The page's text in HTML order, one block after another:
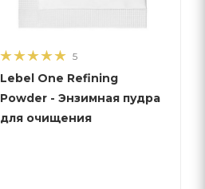
5
Lebel One Refining
Powder - Энзимная пудра
для очищения